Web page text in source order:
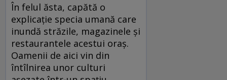
În felul ăsta, capătă o
explicaţie specia umană care
inundă străzile, magazinele şi
restaurantele acestui oraş.
Oamenii de aici vin din
întîlnirea unor culturi